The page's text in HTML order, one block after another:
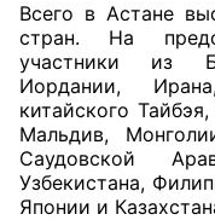
Всего в Астане
стран. На
участники из
Иордании,
китайского
Мальдив,
Саудовской
Узбекистана,
Японии и